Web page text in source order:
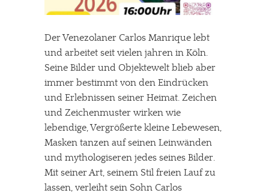
Der Venezolaner Carlos Manrique lebt
und arbeitet seit vielen jahren in Köln.
Seine Bilder und Objektewelt blieb aber
immer bestimmt von den Eindrücken
und Erlebnissen seiner Heimat. Zeichen
und Zeichenmuster wirken wie
lebendige, Vergrößerte kleine Lebewesen,
Masken tanzen auf seinen Leinwänden
und mythologiseren jedes seines Bilder.
Mit seiner Art, seinem Stil freien Lauf zu
lassen, verleiht sein Sohn Carlos